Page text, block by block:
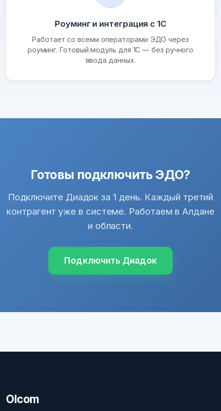
Роуминг и интеграция с 1С
Работает со всеми операторами ЭДО через
роуминг. Готовый модуль для 1С — без ручного
ввода данных.
Готовы подключить ЭДО?
Подключите Диадок за 1 день. Каждый третий
контрагент уже в системе. Работаем в Алдане
и области.
Подключить Диадок
Olcom